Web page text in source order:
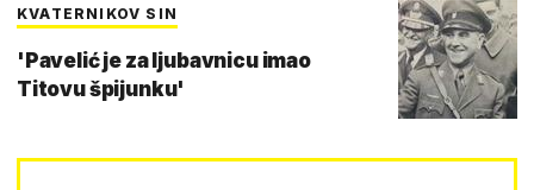
KVATERNIKOV SIN
'Pavelić je za ljubavnicu imao
Titovu špijunku'